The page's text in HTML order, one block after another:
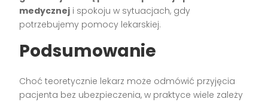
medycznej i spokoju w sytuacjach, gdy
potrzebujemy pomocy lekarskiej.
Podsumowanie
Choć teoretycznie lekarz może odmówić przyjęcia
pacjenta bez ubezpieczenia, w praktyce wiele zależy